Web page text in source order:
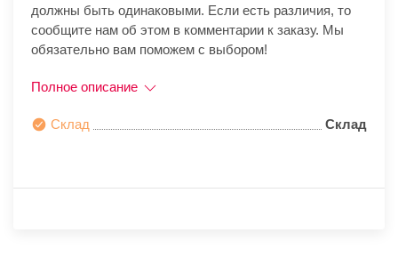
должны быть одинаковыми. Если есть различия, то
сообщите нам об этом в комментарии к заказу. Мы
обязательно вам поможем с выбором!
Полное описание
Склад Склад